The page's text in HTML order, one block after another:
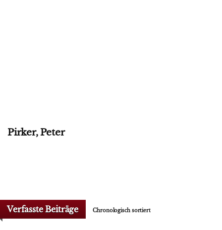
Pirker, Peter
Verfasste Beiträge Chronologisch sortiert